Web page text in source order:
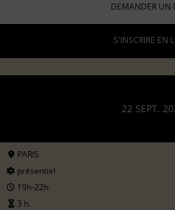
DEMANDER UN
S'INSCRIRE EN
22 SEPT.
PARIS
présentiel
19h-22h
3 h.